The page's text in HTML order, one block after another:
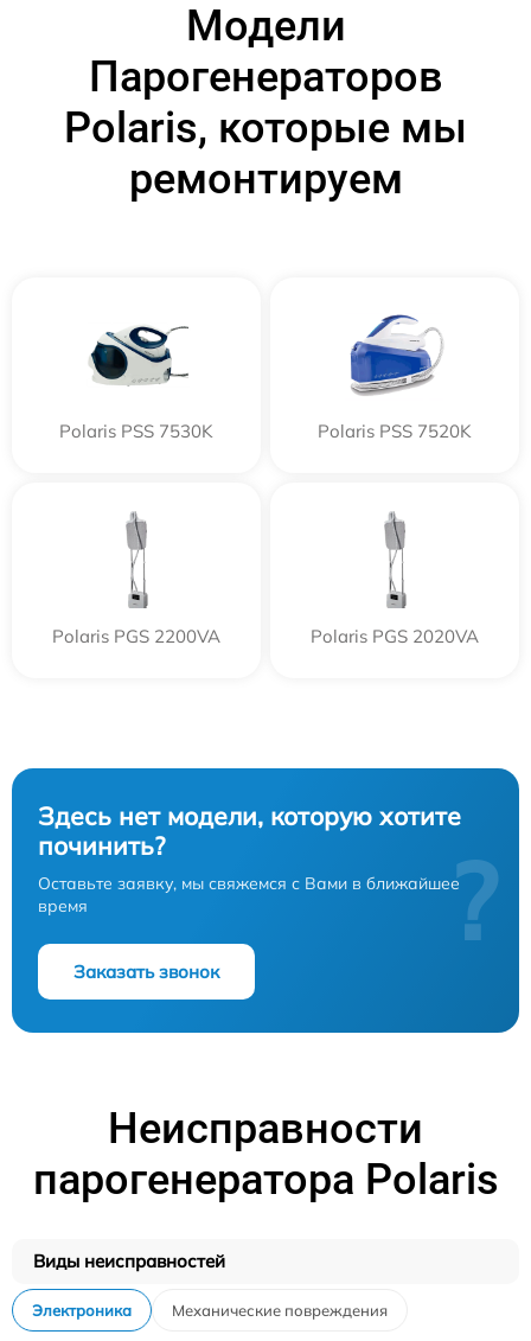
Модели
Парогенераторов
Polaris, которые мы
ремонтируем
Polaris PSS 7530K Polaris PSS 7520K
Polaris PGS 2200VA Polaris PGS 2020VA
Здесь нет модели, которую хотите
починить?
Оставьте заявку, мы свяжемся с Вами в ближайшее
время
Заказать звонок
?
Неисправности
парогенератора Polaris
Виды неисправностей
Электроника Механические повреждения